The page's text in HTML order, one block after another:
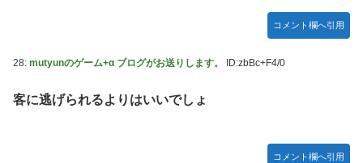
コメント欄へ引用
28: mutyunのゲーム+α ブログがお送りします。 ID:zbBc+F4/0
客に逃げられるよりはいいでしょ
コメント欄へ引用